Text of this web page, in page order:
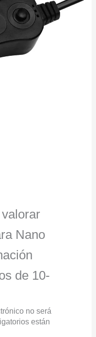
Nano
de 10-
no será
están